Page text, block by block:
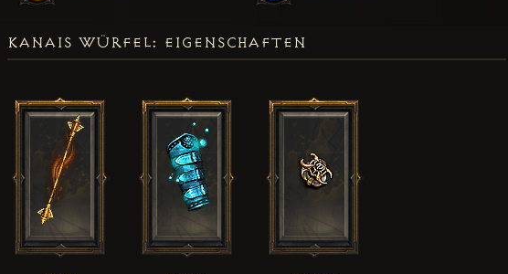
KANAIS WÜRFEL: EIGENSCHAFTEN